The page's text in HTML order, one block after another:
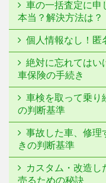
車の一括査定に申
本当？解決方法は？
個人情報なし！匿
絶対に忘れてはい
車保険の手続き
車検を取って乗り
の判断基準
事故した車、修理
きの判断基準
カスタム・改造し
売るための秘訣